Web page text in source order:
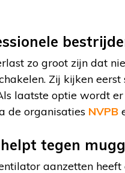
zo groot zijn dat
Zij kijken
laatste optie wordt
de organisaties NVPB
tegen
aanzetten